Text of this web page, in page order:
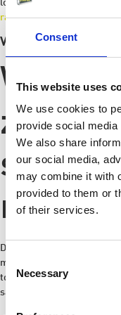
Consent
This website uses
We use cookies to
provide social
We also share
our social media,
may combine it with
provided to them or
of their services.
Consent
Selection
Necessary
logo of patroon. Nog
raamsticker heb ik nodig?
Veelgestelde vragen
Wat is
Dat hangt af van je doel.
montage en hergebruik.
toepassingen, strakke
samples aan en test op